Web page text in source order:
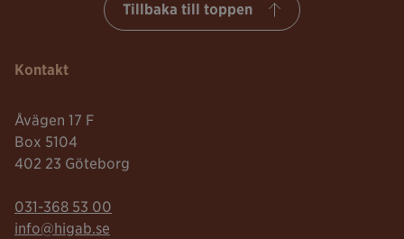
Tillbaka till toppen
Kontakt
Åvägen 17 F
Box 5104
402 23 Göteborg
Telefonnummer:
031-368 53 00
Mailadress:
info@higab.se